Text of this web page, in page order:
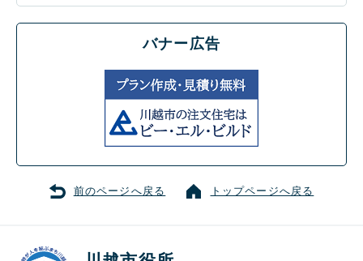
バナー広告
前のページへ戻る トップページへ戻る